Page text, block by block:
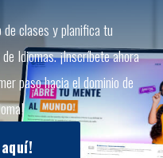
clases y planifica tu
Idiomas. ¡Inscríbete ahora
paso hacia el dominio de